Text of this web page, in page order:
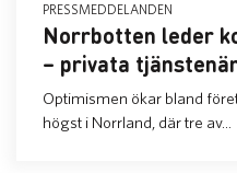
PRESSMEDDELANDEN
Norrbotten leder
– privata
Optimismen ökar bland
högst i Norrland, där tre av...